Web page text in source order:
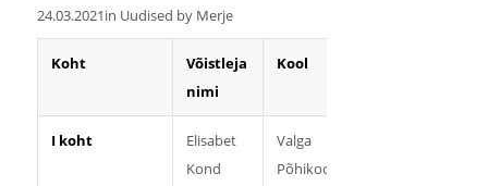
24.03.2021in Uudised by Merje
Koht
Võistleja
nimi
Kool
I koht
Elisabet
Kond
Valga
Põhikool